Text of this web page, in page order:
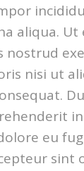
aliqua.
nostrud
nisi ut
eu
sint